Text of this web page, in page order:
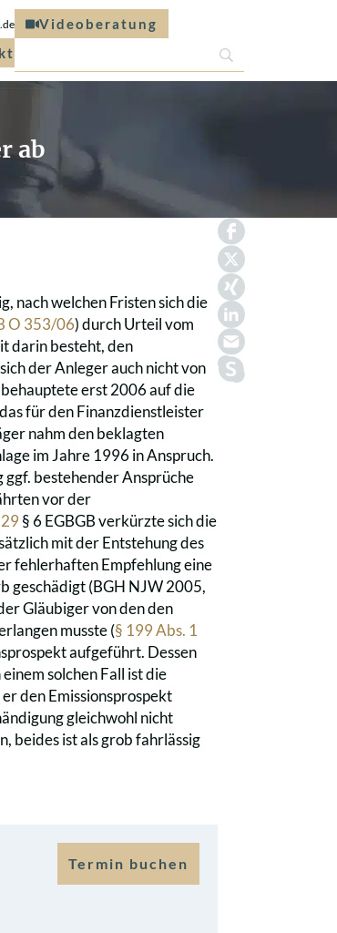
Videoberatung
ab
nach welchen Fristen sich die
O 353/06) durch Urteil vom
darin besteht, den
der Anleger auch nicht von
erst 2006 auf die
für den Finanzdienstleister
nahm den beklagten
im Jahre 1996 in Anspruch.
bestehender Ansprüche
vor der
§ 6 EGBGB verkürzte sich die
mit der Entstehung des
fehlerhaften Empfehlung eine
geschädigt (BGH NJW 2005,
Gläubiger von den den
musste (§ 199 Abs. 1
aufgeführt. Dessen
solchen Fall ist die
den Emissionsprospekt
gleichwohl nicht
beides ist als grob fahrlässig
Termin buchen